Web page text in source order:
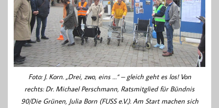
Foto: J. Korn. „Drei, zwo, eins …“ – gleich geht es los! Von
rechts: Dr. Michael Perschmann, Ratsmitglied für Bündnis
90/Die Grünen, Julia Born (FUSS e.V.). Am Start machen sich